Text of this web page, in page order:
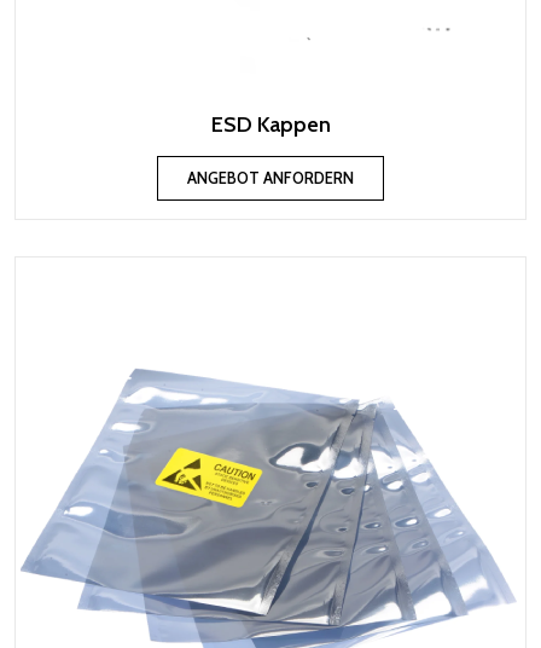
ESD Kappen
ANGEBOT ANFORDERN